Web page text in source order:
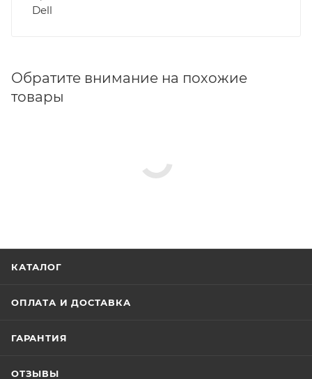
Dell
Обратите внимание на похожие
товары
КАТАЛОГ
ОПЛАТА И ДОСТАВКА
ГАРАНТИЯ
ОТЗЫВЫ